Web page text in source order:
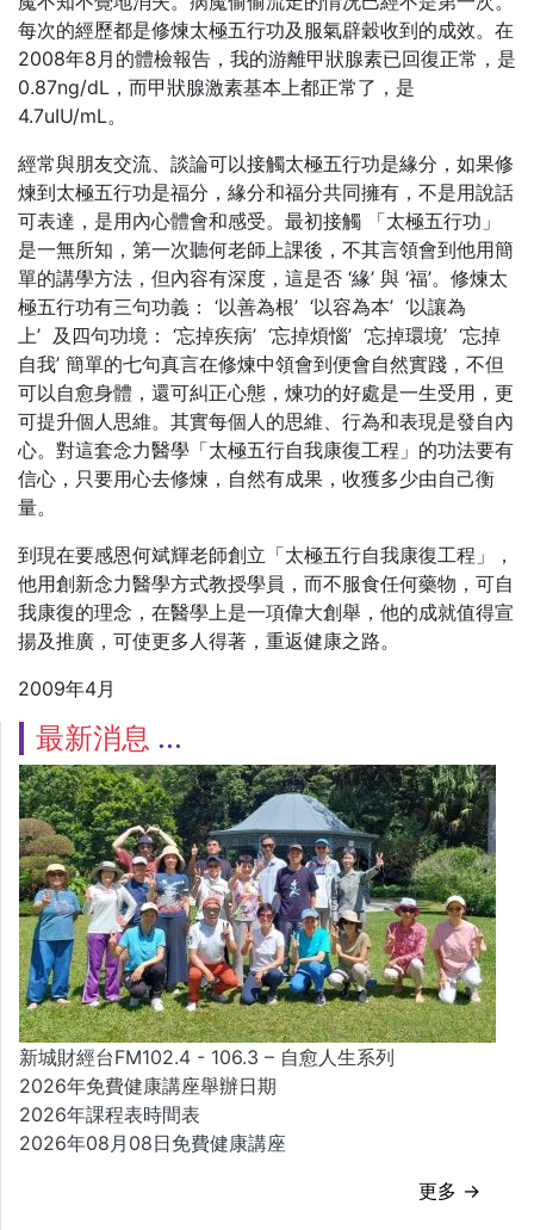
每次的經歷都是修煉太極五行功及服氣辟穀收到的成效。在
2008年8月的體檢報告，我的游離甲狀腺素已回復正常，是
0.87ng/dL，而甲狀腺激素基本上都正常了，是
4.7uIU/mL。
經常與朋友交流、談論可以接觸太極五行功是緣分，如果修
煉到太極五行功是福分，緣分和福分共同擁有，不是用說話
可表達，是用內心體會和感受。最初接觸 「太極五行功」
是一無所知，第一次聽何老師上課後，不其言領會到他用簡
單的講學方法，但內容有深度，這是否 ‘緣’ 與 ‘福’。修煉太
極五行功有三句功義： ‘以善為根’ ‘以容為本’ ‘以讓為
上’ 及四句功境： ‘忘掉疾病’ ‘忘掉煩惱’ ‘忘掉環境’ ‘忘掉
自我’ 簡單的七句真言在修煉中領會到便會自然實踐，不但
可以自愈身體，還可糾正心態，煉功的好處是一生受用，更
可提升個人思維。其實每個人的思維、行為和表現是發自內
心。對這套念力醫學「太極五行自我康復工程」的功法要有
信心，只要用心去修煉，自然有成果，收獲多少由自己衡
量。
到現在要感恩何斌輝老師創立「太極五行自我康復工程」，
他用創新念力醫學方式教授學員，而不服食任何藥物，可自
我康復的理念，在醫學上是一項偉大創舉，他的成就值得宣
揚及推廣，可使更多人得著，重返健康之路。
2009年4月
最新消息
新城財經台FM102.4 - 106.3 – 自愈人生系列
2026年免費健康講座舉辦日期
2026年課程表時間表
2026年08月08日免費健康講座
更多 →